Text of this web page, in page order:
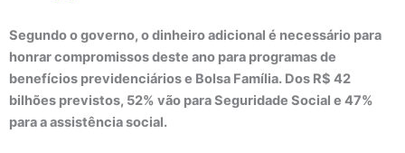
Segundo o governo, o dinheiro adicional é necessário para
honrar compromissos deste ano para programas de
benefícios previdenciários e Bolsa Família. Dos R$ 42
bilhões previstos, 52% vão para Seguridade Social e 47%
para a assistência social.